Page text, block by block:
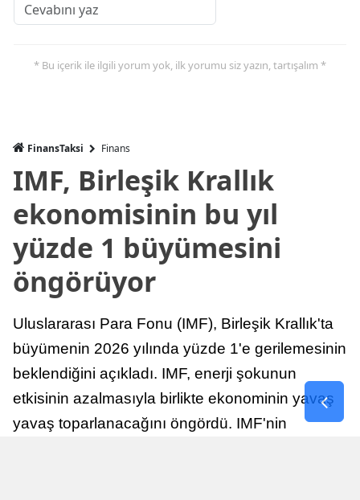
* Bu içerik ile ilgili yorum yok, ilk yorumu siz yazın, tartışalım *
FinansTaksi Finans
IMF, Birleşik Krallık
ekonomisinin bu yıl
yüzde 1 büyümesini
öngörüyor
Uluslararası Para Fonu (IMF), Birleşik Krallık'ta
büyümenin 2026 yılında yüzde 1'e gerilemesinin
beklendiğini açıkladı. IMF, enerji şokunun
etkisinin azalmasıyla birlikte ekonominin yavaş
yavaş toparlanacağını öngördü. IMF'nin